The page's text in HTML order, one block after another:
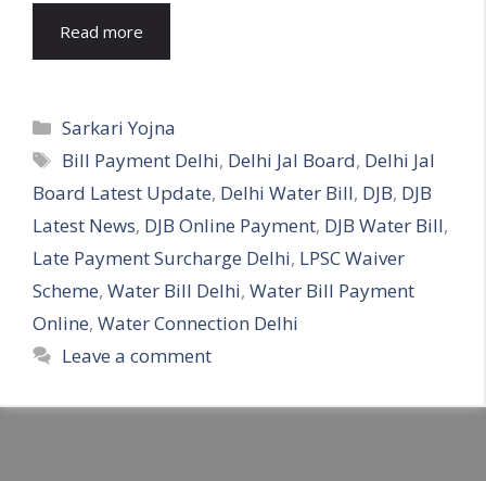
Read more
Categories
Sarkari Yojna
Tags
Bill Payment Delhi, Delhi Jal Board, Delhi Jal
Board Latest Update, Delhi Water Bill, DJB, DJB
Latest News, DJB Online Payment, DJB Water Bill,
Late Payment Surcharge Delhi, LPSC Waiver
Scheme, Water Bill Delhi, Water Bill Payment
Online, Water Connection Delhi
Leave a comment